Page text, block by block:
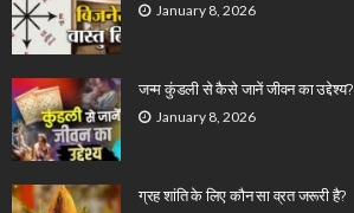
January 8, 2026
जन्म कुंडली से कैसे जानें जीवन का उद्देश्य?
January 8, 2026
ग्रह शांति के लिए कौन सा व्रत जरूरी है?